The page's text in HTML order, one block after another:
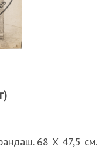
68 Х 47,5 см.